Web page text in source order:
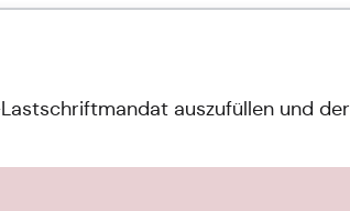
auszufüllen und der